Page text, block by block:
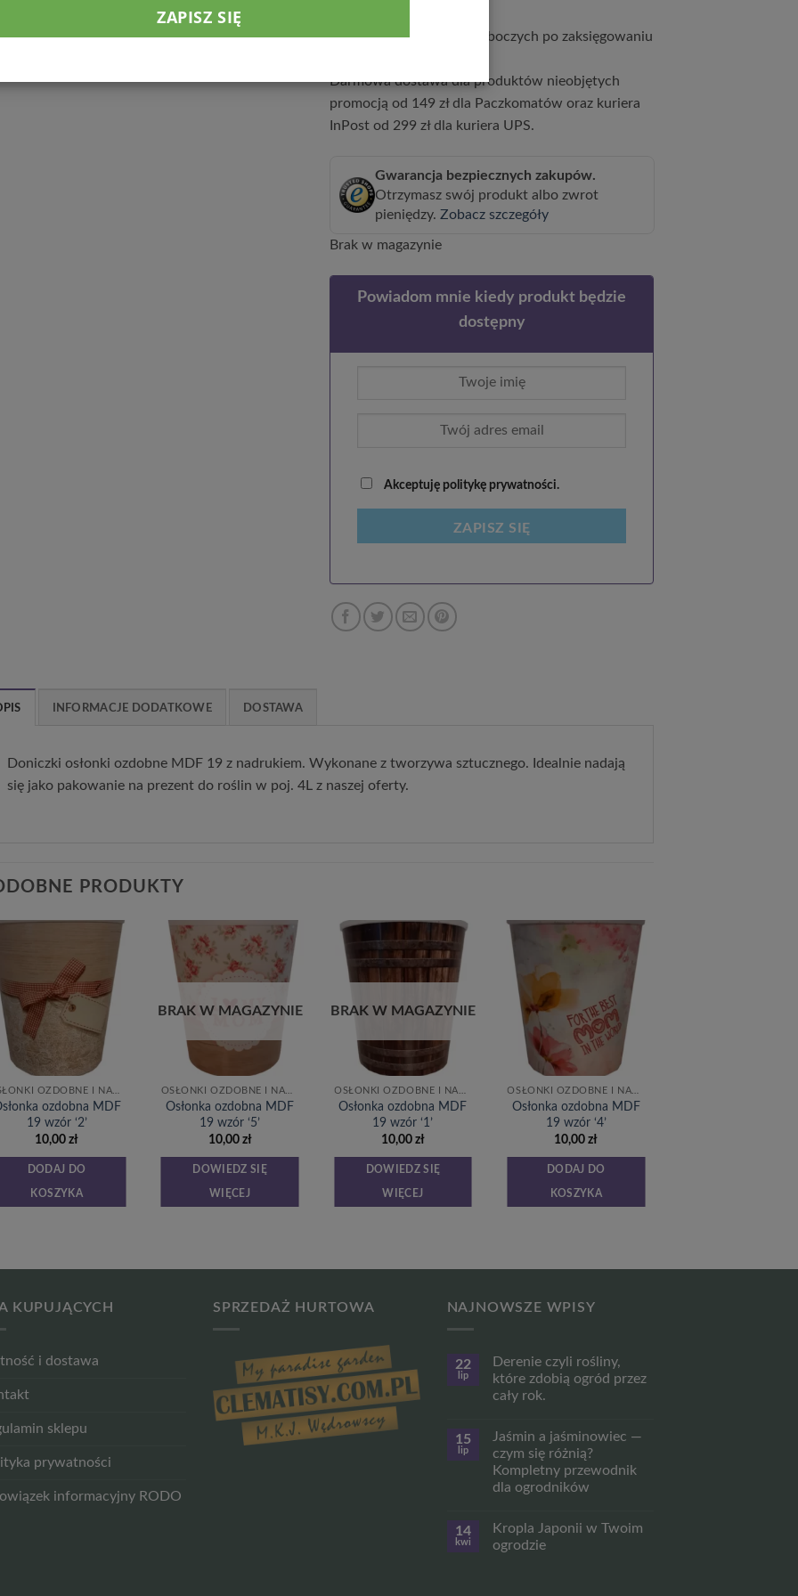
Wysyłka w ciągu 5 dni roboczych po zaksięgowaniu
Darmowa dostawa dla produktów nieobjętych
promocją od 149 zł dla Paczkomatów oraz kuriera
InPost od 299 zł dla kuriera UPS.
Gwarancja bezpiecznych zakupów.
Otrzymasz swój produkt albo zwrot
pieniędzy.Zobacz szczegóły
Brak w magazynie
Powiadom mnie kiedy produkt będzie
dostępny
Akceptuję politykę prywatności.
ZAPISZ SIĘ
INFORMACJE DODATKOWE DOSTAWA
Doniczki osłonki ozdobne MDF 19 z nadrukiem. Wykonane z tworzywa sztucznego. Idealnie nadają
się jako pakowanie na prezent do roślin w poj. 4L z naszej oferty.
PRODUKTY
Dodaj
do
listy
życzeń
ozdobna MDF
19 wzór ‘2’
10,00zł
DODAJ DO
KOSZYKA
Dodaj
do
życzeń
BRAK W MAGAZYNIE
Osłonka ozdobna MDF
19 wzór ‘5’
10,00 zł
DOWIEDZ SIĘ
WIĘCEJ
Dodaj
do
życzeń
BRAK W MAGAZYNIE
Osłonka ozdobna MDF
19 wzór ‘1’
10,00 zł
DOWIEDZ SIĘ
WIĘCEJ
Dodaj
listy
życzeń
Osłonka ozdobna MDF
19 wzór ‘4’
10,00zł
DODAJ DO
KOSZYKA
KUPUJĄCYCH
i dostawa
sklepu
prywatności
informacyjny RODO
SPRZEDAŻ HURTOWA NAJNOWSZE WPISY
22
lip
Derenie czyli rośliny,
które zdobią ogród przez
cały rok.
do
czyli
rośliny,
które
zdobią
cały
rok.
15
lip
Jaśmin a jaśminowiec —
czym się różnią?
Kompletny przewodnik
dla ogrodników
do
a
14
kwi
Kropla Japonii w Twoim
ogrodzie